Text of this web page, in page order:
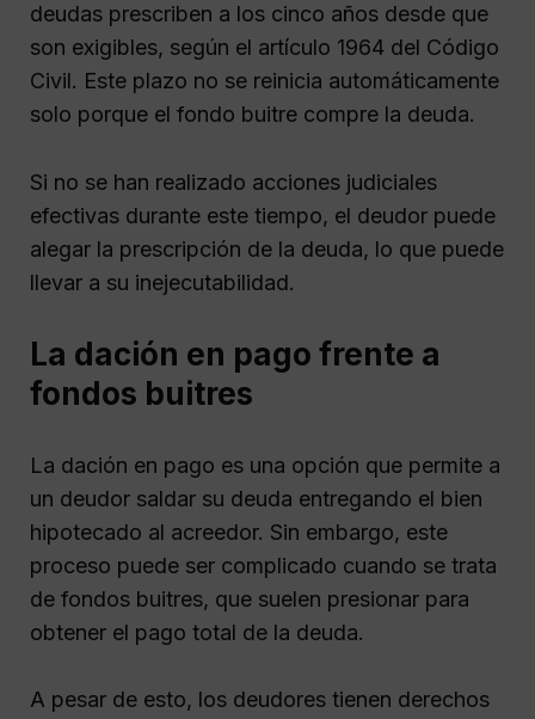
deudas prescriben a los cinco años desde que
son exigibles, según el artículo 1964 del Código
Civil. Este plazo no se reinicia automáticamente
solo porque el fondo buitre compre la deuda.
Si no se han realizado acciones judiciales
efectivas durante este tiempo, el deudor puede
alegar la prescripción de la deuda, lo que puede
llevar a su inejecutabilidad.
La dación en pago frente a
fondos buitres
La dación en pago es una opción que permite a
un deudor saldar su deuda entregando el bien
hipotecado al acreedor. Sin embargo, este
proceso puede ser complicado cuando se trata
de fondos buitres, que suelen presionar para
obtener el pago total de la deuda.
A pesar de esto, los deudores tienen derechos